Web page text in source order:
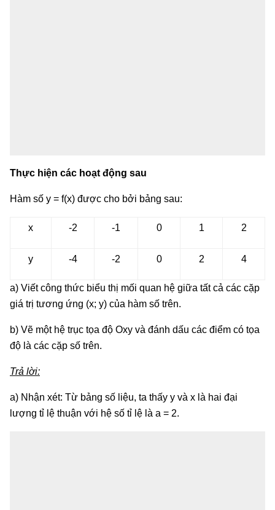
Thực hiện các hoạt động sau
Hàm số y = f(x) được cho bởi bảng sau:
x -2 -1 0 1 2
y -4 -2 0 2 4
a) Viết công thức biểu thị mối quan hệ giữa tất cả các cặp
giá trị tương ứng (x; y) của hàm số trên.
b) Vẽ một hệ trục tọa độ Oxy và đánh dấu các điểm có tọa
độ là các cặp số trên.
Trả lời:
a) Nhận xét: Từ bảng số liệu, ta thấy y và x là hai đại
lượng tỉ lệ thuận với hệ số tỉ lệ là a = 2.